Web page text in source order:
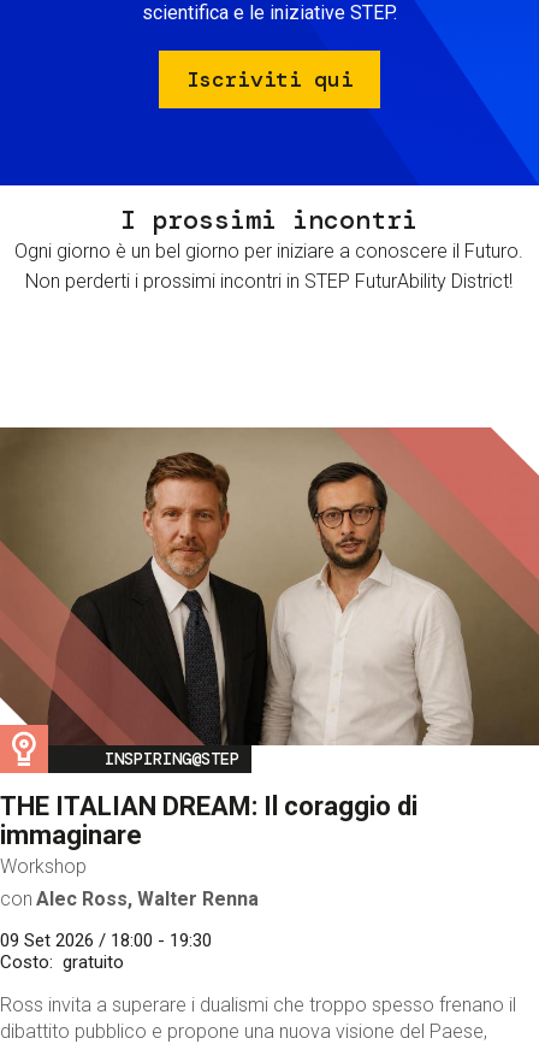
scientifica e le iniziative STEP.
Iscriviti qui
I prossimi incontri
Ogni giorno è un bel giorno per iniziare a conoscere il Futuro.
Non perderti i prossimi incontri in STEP FuturAbility District!
Image
INSPIRING@STEP
THE ITALIAN DREAM: Il coraggio di
immaginare
Workshop
con Alec Ross, Walter Renna
09 Set 2026 / 18:00 - 19:30
Costo
gratuito
Ross invita a superare i dualismi che troppo spesso frenano il
dibattito pubblico e propone una nuova visione del Paese,